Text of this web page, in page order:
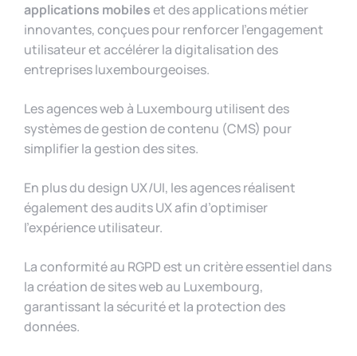
applications mobileset des applications métier
innovantes, conçues pour renforcer l’engagement
utilisateur et accélérer la digitalisation des
entreprises luxembourgeoises.
Les agences web à Luxembourg utilisent des
systèmes de gestion de contenu (CMS) pour
simplifier la gestion des sites.
En plus du design UX/UI, les agences réalisent
également des audits UX afin d’optimiser
l’expérience utilisateur.
La conformité au RGPD est un critère essentiel dans
la création de sites web au Luxembourg,
garantissant la sécurité et la protection des
données.